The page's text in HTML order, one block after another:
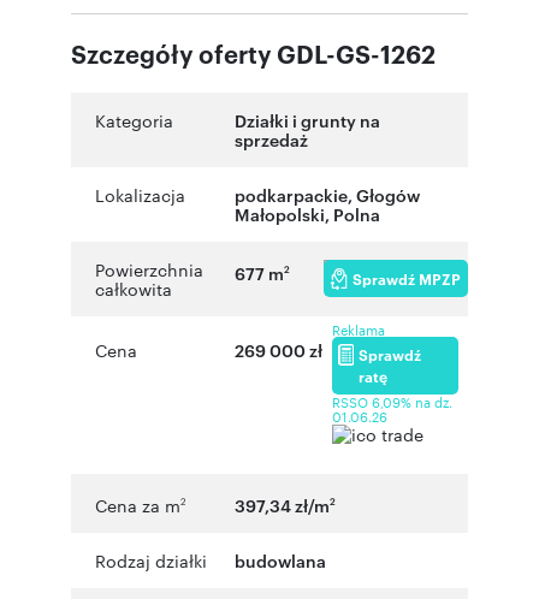
Szczegóły oferty GDL-GS-1262
Kategoria
Działki i grunty na
sprzedaż
Lokalizacja podkarpackie, Głogów
Małopolski, Polna
Powierzchnia
całkowita
677 m2 Sprawdź MPZP
Cena 269 000 zł
Reklama
Sprawdź
ratę
RSSO 6,09% na dz.
01.06.26
Cena za m2 397,34 zł/m2
Rodzaj działki budowlana